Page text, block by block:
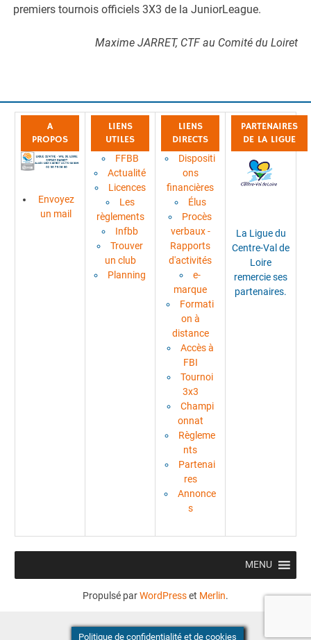
premiers tournois officiels 3X3 de la JuniorLeague.
Maxime JARRET, CTF au Comité du Loiret
A
PROPOS
Envoyez
un mail
LIENS
UTILES
FFBB
Actualité
Licences
Les
règlements
Infbb
Trouver
un club
Planning
LIENS
DIRECTS
Dispositi
ons
financières
Élus
Procès
verbaux -
Rapports
d'activités
e-
marque
Formati
on à
distance
Accès à
FBI
Tournoi
3x3
Champi
onnat
Règleme
nts
Partenai
res
Annonce
s
PARTENAIRES
DE LA LIGUE
La Ligue du
Centre-Val de
Loire
remercie ses
partenaires.
MENU
Propulsé parWordPresset Merlin.
Politique de confidentialité et de cookies